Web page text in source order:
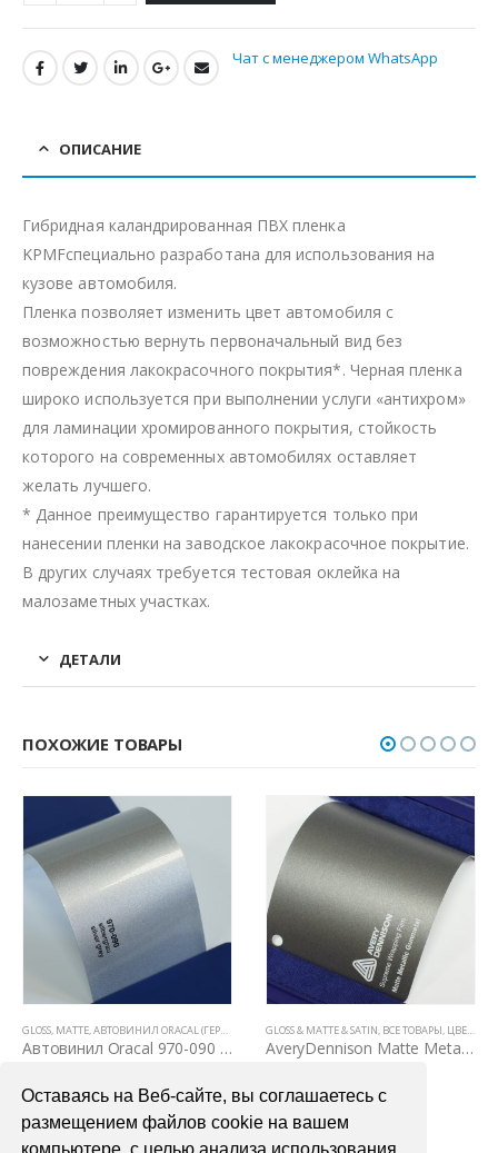
Оставаясь на Веб-сайте, вы соглашаетесь с
размещением файлов cookie на вашем
компьютере, с целью анализа использования
Чат с менеджером WhatsApp
ОПИСАНИЕ
Гибридная каландрированная ПВХ пленка
KPMFспециально разработана для использования на
кузове автомобиля.
Пленка позволяет изменить цвет автомобиля с
возможностью вернуть первоначальный вид без
повреждения лакокрасочного покрытия*. Черная пленка
широко используется при выполнении услуги «антихром»
для ламинации хромированного покрытия, стойкость
которого на современных автомобилях оставляет
желать лучшего.
* Данное преимущество гарантируется только при
нанесении пленки на заводское лакокрасочное покрытие.
В других случаях требуется тестовая оклейка на
малозаметных участках.
ДЕТАЛИ
ПОХОЖИЕ ТОВАРЫ
ТОВАРЫ,ЦВЕТНЫЕ ВИНИЛОВЫЕ ПЛЕНКИ
GLOSS, MATTE,АВТОВИНИЛ ORACAL (ГЕРМАНИЯ) ,ВСЕ ТОВАРЫ,ЦВЕТНЫЕ ВИНИЛОВЫЕ ПЛЕНКИ
Автовинил Oracal 970-090 silbergray silver gray – серый
В КОРЗИНУ
GLOSS & MATTE & SATIN, ВСЕ ТОВАРЫ, ЦВЕТНЫЕ ВИНИЛОВЫЕ ПЛЕНКИ
AveryDennison Matte Metallic Gunmetal
В КОРЗИНУ